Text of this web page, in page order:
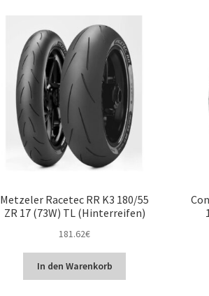
Metzeler Racetec RR K3 180/55
ZR 17 (73W) TL (Hinterreifen)
181.62€
In den Warenkorb